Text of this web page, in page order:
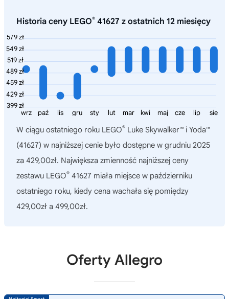
Historia ceny LEGO® 41627 z ostatnich 12 miesięcy
579 zł
549 zł
519 zł
489 zł
459 zł
429 zł
399 zł
sie
lip
cze
maj
kwi
mar
lut
sty
gru
lis
paź
wrz
W ciągu ostatniego roku LEGO® Luke Skywalker™ i Yoda™
(41627) w najniższej cenie było dostępne w grudniu 2025
za 429,00zł. Największa zmienność najniższej ceny
zestawu LEGO® 41627 miała miejsce w październiku
ostatniego roku, kiedy cena wachała się pomiędzy
429,00zł a 499,00zł.
Oferty Allegro